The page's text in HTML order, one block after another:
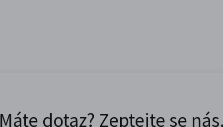
Máte dotaz? Zeptejte se